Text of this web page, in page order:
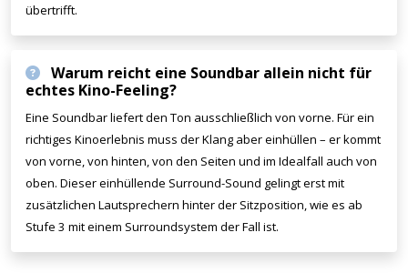
übertrifft.
Warum reicht eine Soundbar allein nicht für
echtes Kino-Feeling?
Eine Soundbar liefert den Ton ausschließlich von vorne. Für ein
richtiges Kinoerlebnis muss der Klang aber einhüllen – er kommt
von vorne, von hinten, von den Seiten und im Idealfall auch von
oben. Dieser einhüllende Surround-Sound gelingt erst mit
zusätzlichen Lautsprechern hinter der Sitzposition, wie es ab
Stufe 3 mit einem Surroundsystem der Fall ist.